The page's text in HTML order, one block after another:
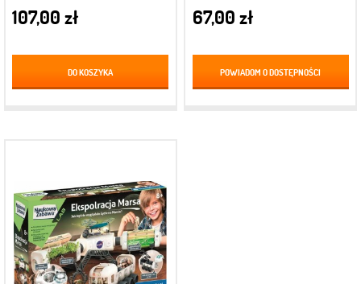
107,00 zł
DO KOSZYKA
67,00 zł
POWIADOM O DOSTĘPNOŚCI